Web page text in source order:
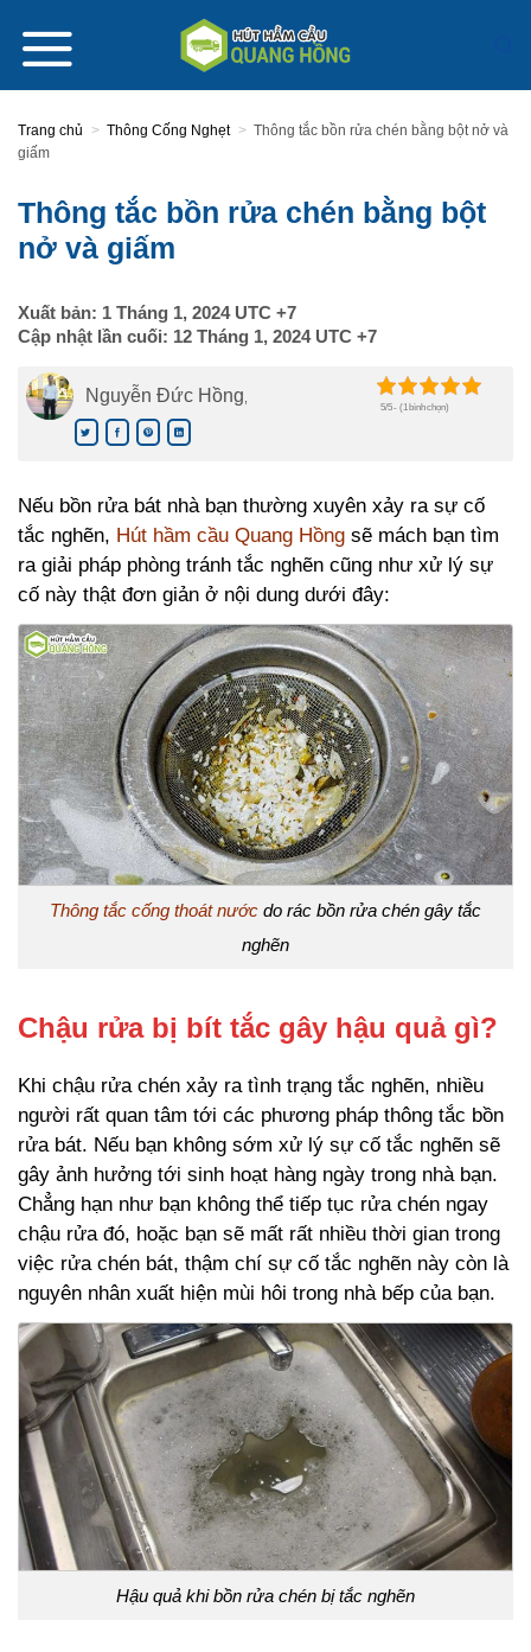
content
Trang chủ > Thông Cống Nghẹt > Thông tắc bồn rửa chén bằng bột nở và
giấm
Thông tắc bồn rửa chén bằng bột
nở và giấm
Xuất bản: 1 Tháng 1, 2024UTC +7
Cập nhật lần cuối: 12 Tháng 1, 2024UTC +7
Nguyễn Đức Hồng
5/5 - (1 bình chọn)
Nếu bồn rửa bát nhà bạn thường xuyên xảy ra sự cố
tắc nghẽn, Hút hầm cầu Quang Hồng sẽ mách bạn tìm
ra giải pháp phòng tránh tắc nghẽn cũng như xử lý sự
cố này thật đơn giản ở nội dung dưới đây:
Thông tắc cống thoát nước do rác bồn rửa chén gây tắc
nghẽn
Chậu rửa bị bít tắc gây hậu quả gì?
Khi chậu rửa chén xảy ra tình trạng tắc nghẽn, nhiều
người rất quan tâm tới các phương pháp thông tắc bồn
rửa bát. Nếu bạn không sớm xử lý sự cố tắc nghẽn sẽ
gây ảnh hưởng tới sinh hoạt hàng ngày trong nhà bạn.
Chẳng hạn như bạn không thể tiếp tục rửa chén ngay
chậu rửa đó, hoặc bạn sẽ mất rất nhiều thời gian trong
việc rửa chén bát, thậm chí sự cố tắc nghẽn này còn là
nguyên nhân xuất hiện mùi hôi trong nhà bếp của bạn.
Hậu quả khi bồn rửa chén bị tắc nghẽn